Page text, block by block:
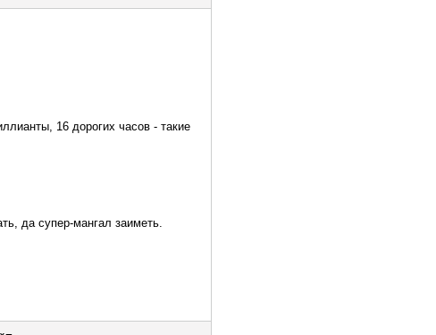
16 дорогих часов - такие
да супер-мангал заиметь.